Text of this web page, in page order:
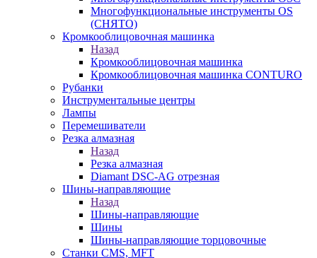
Многофункциональные инструменты OS
(СНЯТО)
Кромкооблицовочная машинка
Назад
Кромкооблицовочная машинка
Кромкооблицовочная машинка CONTURO
Рубанки
Инструментальные центры
Лампы
Перемешиватели
Резка алмазная
Назад
Резка алмазная
Diamant DSC-AG отрезная
Шины-направляющие
Назад
Шины-направляющие
Шины
Шины-направляющие торцовочные
Станки CMS, MFT